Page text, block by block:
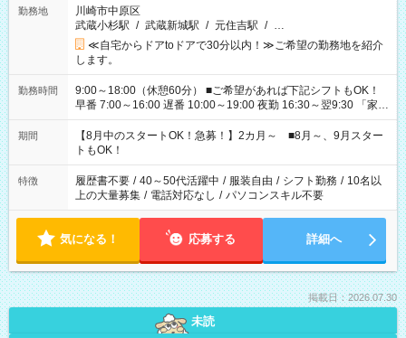
勤務地
川崎市中原区
武蔵小杉駅 / 武蔵新城駅 / 元住吉駅 / …
≪自宅からドアtoドアで30分以内！≫ご希望の勤務地を紹介
します。
勤務時間
9:00～18:00（休憩60分） ■ご希望があれば下記シフトもOK！
早番 7:00～16:00 遅番 10:00～19:00 夜勤 16:30～翌9:30 「家族
と休みを合わせたい」 「余裕を持って夕飯の準備がしたい」
「できれば残業はしたくない」 など、ご希望を教えてください
ね。 ※Wワーク希望の方へ 今ご覧のお仕事で希望する勤務時間
と、もう1つのお仕事の勤務時間。 合計で週40時間を超える場
合は応募できません。
期間
【8月中のスタートOK！急募！】2カ月～ ■8月～、9月スター
トもOK！
特徴 履歴書不要 / 40～50代活躍中 / 服装自由 / シフト勤務 / 10名以
上の大量募集 / 電話対応なし / パソコンスキル不要
気になる！ 応募する 詳細へ
掲載日：2026.07.30
未読